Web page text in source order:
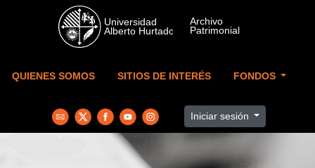
Skip to main content
QUIENES SOMOS SITIOS DE INTERÉS FONDOS
Iniciar sesión